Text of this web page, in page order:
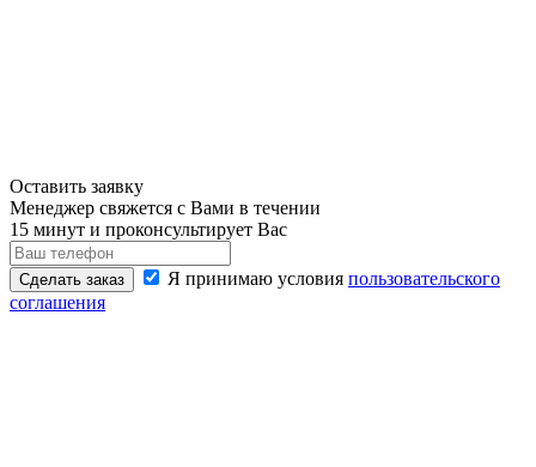
Оставить заявку
Менеджер свяжется с Вами в течении
15 минут и проконсультирует Вас
Сделать заказ Я принимаю условия пользовательского
соглашения